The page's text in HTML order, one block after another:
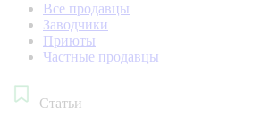
Все продавцы
Заводчики
Приюты
Частные продавцы
Статьи